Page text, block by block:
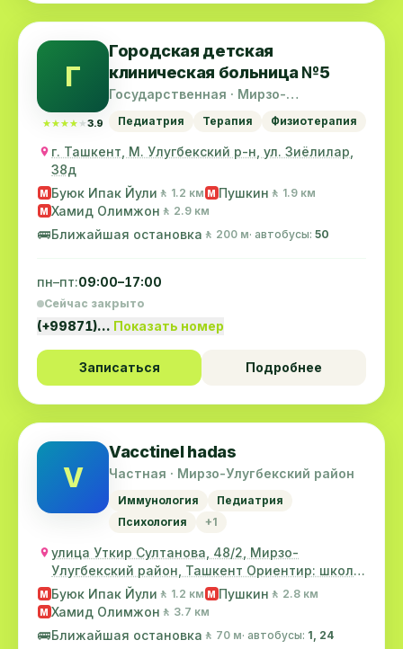
Г
★★★★★
★★★★★3.9
Городская детская
клиническая больница №5
Государственная · Мирзо-
Педиатрия Терапия Физиотерапия
г. Ташкент, М. Улугбекский р-н, ул. Зиёлилар,
38д
M Буюк Ипак Йули 🚶 1.2 км M Пушкин 🚶 1.9 км
M Хамид Олимжон 🚶 2.9 км
🚌Ближайшая остановка 🚶 200 м· автобусы: 50
пн–пт:09:00–17:00
Сейчас закрыто
(+99871)… Показать номер
Записаться Подробнее
V
Vacctinel hadas
Частная · Мирзо-Улугбекский район
Иммунология
Педиатрия
Психология
+1
улица Уткир Султанова, 48/2, Мирзо-
Улугбекский район, Ташкент Ориентир: школа
№142
M Буюк Ипак Йули 🚶 1.2 км M Пушкин 🚶 2.8 км
M Хамид Олимжон 🚶 3.7 км
🚌Ближайшая остановка 🚶 70 м· автобусы: 1, 24